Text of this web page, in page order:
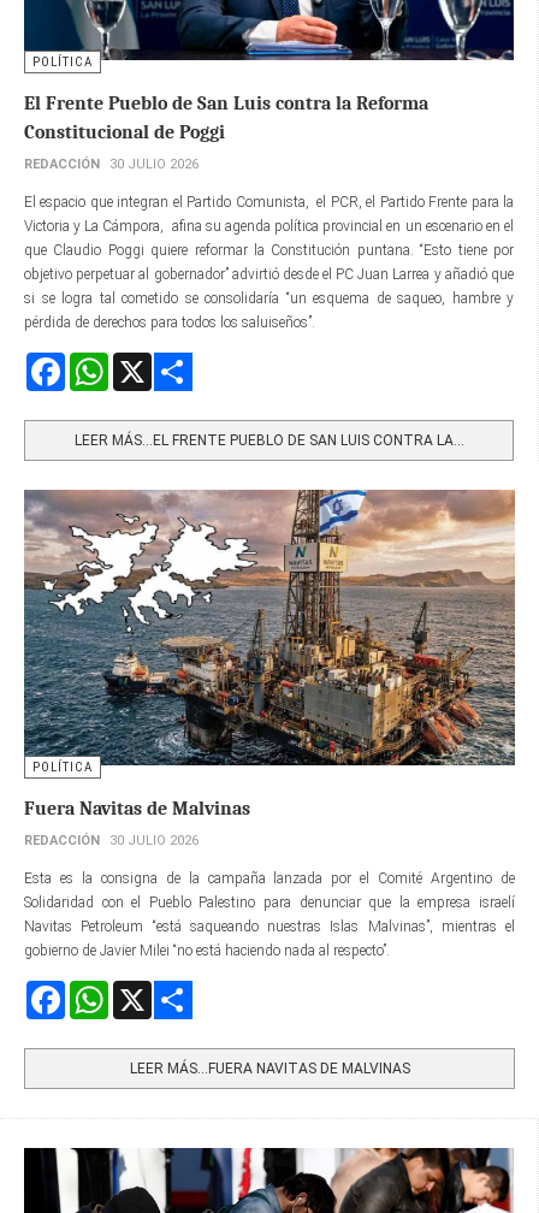
POLÍTICA
El Frente Pueblo de San Luis contra la Reforma
Constitucional de Poggi
REDACCIÓN 30 JULIO 2026
El espacio que integran el Partido Comunista, el PCR, el Partido Frente para la
Victoria y La Cámpora, afina su agenda política provincial en un escenario en el
que Claudio Poggi quiere reformar la Constitución puntana. “Esto tiene por
objetivo perpetuar al gobernador” advirtió desde el PC Juan Larrea y añadió que
si se logra tal cometido se consolidaría “un esquema de saqueo, hambre y
pérdida de derechos para todos los saluiseños”.
FacebookWhatsApp
LEER MÁS…EL FRENTE PUEBLO DE SAN LUIS CONTRA LA...
POLÍTICA
Fuera Navitas de Malvinas
REDACCIÓN 30 JULIO 2026
Esta es la consigna de la campaña lanzada por el Comité Argentino de
Solidaridad con el Pueblo Palestino para denunciar que la empresa israelí
Navitas Petroleum “está saqueando nuestras Islas Malvinas”, mientras el
gobierno de Javier Milei “no está haciendo nada al respecto”.
FacebookWhatsApp
LEER MÁS…FUERA NAVITAS DE MALVINAS